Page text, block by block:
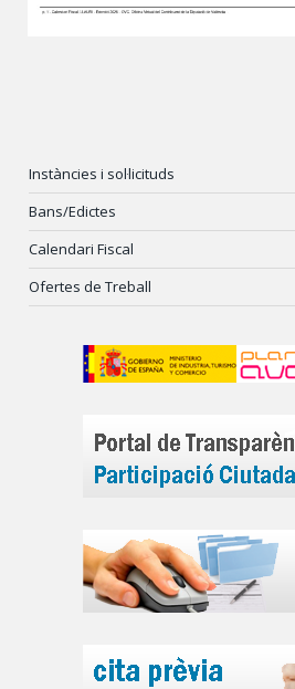
Instàncies i sol·licituds
Bans/Edictes
Calendari Fiscal
Ofertes de Treball